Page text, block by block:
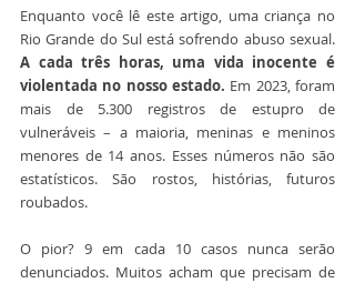
Enquanto você lê este artigo, uma criança no
A cada três horas, uma vida inocente é
violentada no nosso estado. Em 2023, foram
mais de 5.300 registros de estupro de
vulneráveis – a maioria, meninas e meninos
menores de 14 anos. Esses números não são
estatísticos. São rostos, histórias, futuros
roubados.
O pior? 9 em cada 10 casos nunca serão
denunciados. Muitos acham que precisam de